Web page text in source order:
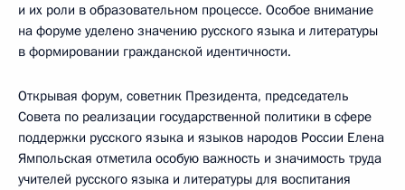
и их роли в образовательном процессе. Особое внимание
на форуме уделено значению русского языка и литературы
в формировании гражданской идентичности.
Открывая форум, советник Президента, председатель
Совета по реализации государственной политики в сфере
поддержки русского языка и языков народов России Елена
Ямпольская отметила особую важность и значимость труда
учителей русского языка и литературы для воспитания